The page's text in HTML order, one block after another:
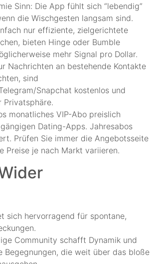
Sinn: Die App fühlt sich “lebendig”
die Wischgesten langsam sind.
nur effiziente, zielgerichtete
bieten Hinge oder Bumble
mehr Signal pro Dollar.
Nachrichten an bestehende Kontakte
sind
Snapchat kostenlos und
Privatsphäre.
monatliches VIP-Abo preislich
Dating-Apps. Jahresabos
Prüfen Sie immer die Angebotsseite
Preise je nach Markt variieren.
sich hervorragend für spontane,
Community schafft Dynamik und
Begegnungen, die weit über das bloße